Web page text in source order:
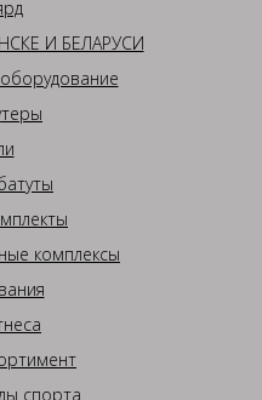
И БЕЛАРУСИ
комплексы
спорта